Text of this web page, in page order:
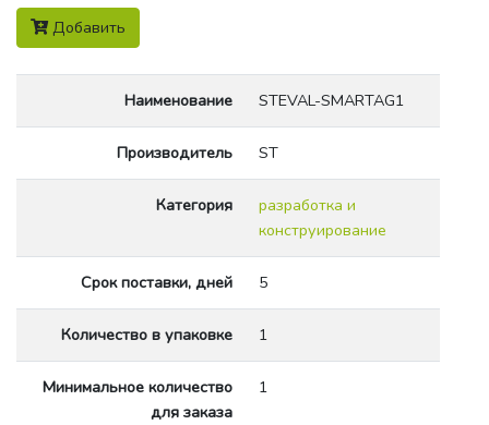
Добавить
Наименование STEVAL-SMARTAG1
Производитель ST
Категория
разработка и
конструирование
Срок поставки, дней 5
Количество в упаковке 1
Минимальное количество
для заказа
1